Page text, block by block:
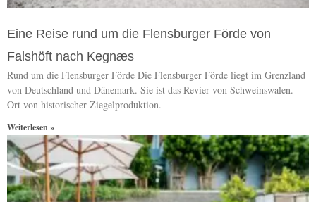
Eine Reise rund um die Flensburger Förde von
Falshöft nach Kegnæs
Rund um die Flensburger Förde Die Flensburger Förde liegt im Grenzland
von Deutschland und Dänemark. Sie ist das Revier von Schweinswalen.
Ort von historischer Ziegelproduktion.
Weiterlesen »